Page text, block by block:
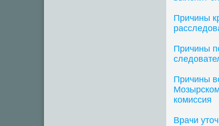
Причины
Причины
Причины
комиссия
Врачи